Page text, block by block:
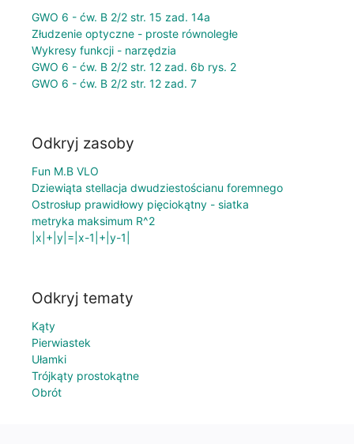
GWO 6 - ćw. B 2/2 str. 15 zad. 14a
Złudzenie optyczne - proste równoległe
Wykresy funkcji - narzędzia
GWO 6 - ćw. B 2/2 str. 12 zad. 6b rys. 2
GWO 6 - ćw. B 2/2 str. 12 zad. 7
Odkryj zasoby
Fun M.B VLO
Dziewiąta stellacja dwudziestościanu foremnego
Ostrosłup prawidłowy pięciokątny - siatka
metryka maksimum R^2
|x|+|y|=|x-1|+|y-1|
Odkryj tematy
Kąty
Pierwiastek
Ułamki
Trójkąty prostokątne
Obrót